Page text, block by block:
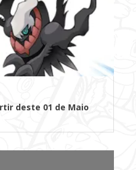
deste 01 de Maio